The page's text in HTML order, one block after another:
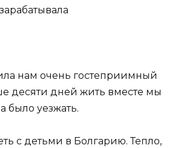
нам очень гостеприимный
десяти дней жить вместе мы
было уезжать.
с детьми в Болгарию. Тепло,